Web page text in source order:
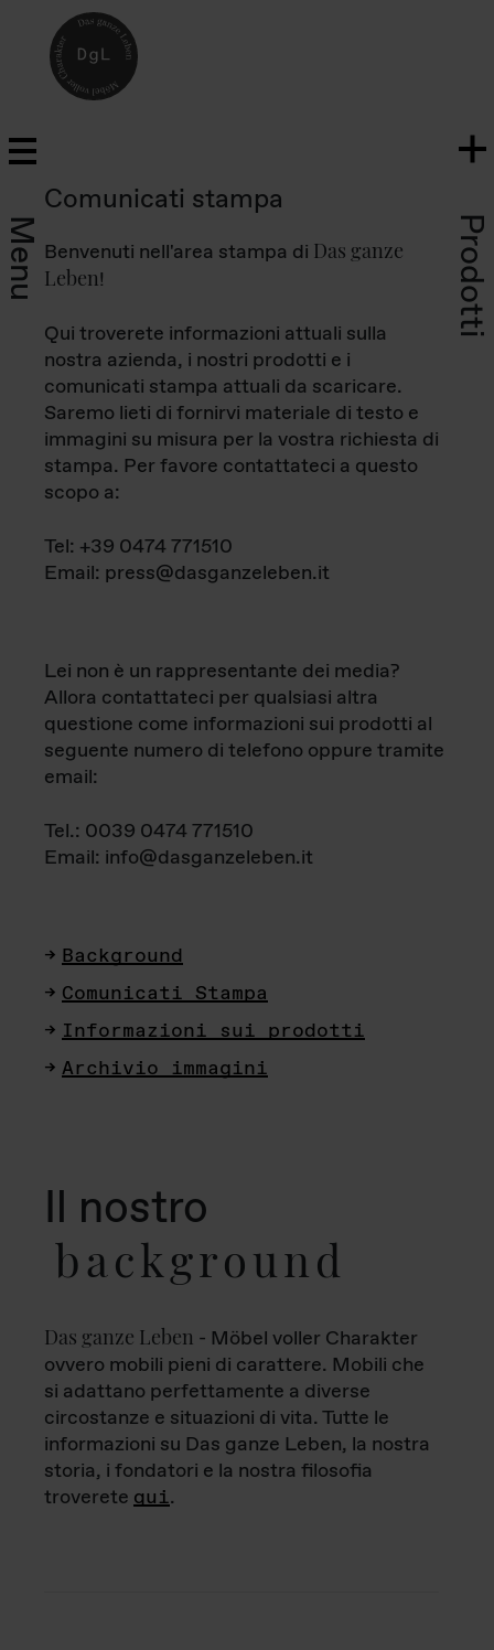
Menu Prodotti
Comunicati stampa
Benvenuti nell'area stampa di Das ganze
Leben!
Qui troverete informazioni attuali sulla
nostra azienda, i nostri prodotti e i
comunicati stampa attuali da scaricare.
Saremo lieti di fornirvi materiale di testo e
immagini su misura per la vostra richiesta di
stampa. Per favore contattateci a questo
scopo a:
Tel: +39 0474 771510
Email: press@dasganzeleben.it
Lei non è un rappresentante dei media?
Allora contattateci per qualsiasi altra
questione come informazioni sui prodotti al
seguente numero di telefono oppure tramite
email:
Tel.: 0039 0474 771510
Email: info@dasganzeleben.it
Background
Comunicati Stampa
Informazioni sui prodotti
Archivio immagini
Il nostro
background
Das ganze Leben - Möbel voller Charakter
ovvero mobili pieni di carattere. Mobili che
si adattano perfettamente a diverse
circostanze e situazioni di vita. Tutte le
informazioni su Das ganze Leben, la nostra
storia, i fondatori e la nostra filosofia
troverete qui.